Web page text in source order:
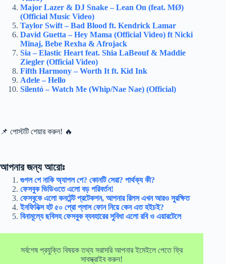
Major Lazer & DJ Snake – Lean On (feat. MØ)
(Official Music Video)
Taylor Swift – Bad Blood ft. Kendrick Lamar
David Guetta – Hey Mama (Official Video) ft Nicki
Minaj, Bebe Rexha & Afrojack
Sia – Elastic Heart feat. Shia LaBeouf & Maddie
Ziegler (Official Video)
Fifth Harmony – Worth It ft. Kid Ink
Adele – Hello
Silentó – Watch Me (Whip/Nae Nae) (Official)
📌 পোস্টটি শেয়ার করুন! 🔥
আপনার জন্য আরোঃ
গুগল পে নাকি অ্যাপল পে? কোনটি সেরা? পার্থক্য কী?
ফেসবুক ভিডিওতে এলো বড় পরিবর্তন!
ফেসবুকে এলো কনটেন্ট প্রটেকশন, আপনার রিলস এখন আরও সুরক্ষিত
ইনফিনিক্স হট ৫০ প্রো প্লাস ফোন নিয়ে কেন এত হইচই?
বিনামূল্যে ছবিসহ ফেসবুক ব্যবহারের সুবিধা এলো রবি ও এয়ারটেলে
সর্বশেষ প্রযুক্তি বিষয়ক তথ্য সরাসরি আপনার ইমেইলে পেতে ফ্রি
সাবস্ক্রাইব করুন!